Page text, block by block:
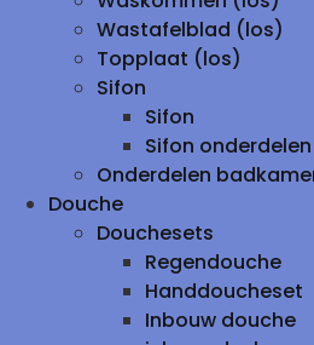
Wastafelblad (los)
Topplaat (los)
Sifon
Sifon
Sifon onderdelen
Onderdelen
Douche
Douchesets
Regendouche
Handdoucheset
Inbouw douche